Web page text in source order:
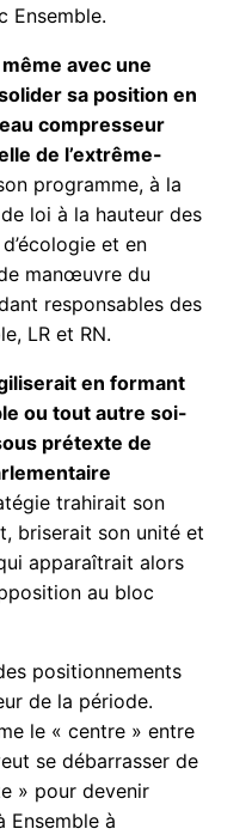
Ensemble.
avec une
sa position en
compresseur
de l’extrême-
programme, à la
loi à la hauteur des
et en
manœuvre du
responsables des
LR et RN.
en formant
ou tout autre soi-
prétexte de
trahirait son
briserait son unité et
apparaîtrait alors
au bloc
positionnements
de la période.
le « centre » entre
se débarrasser de
» pour devenir
Ensemble à